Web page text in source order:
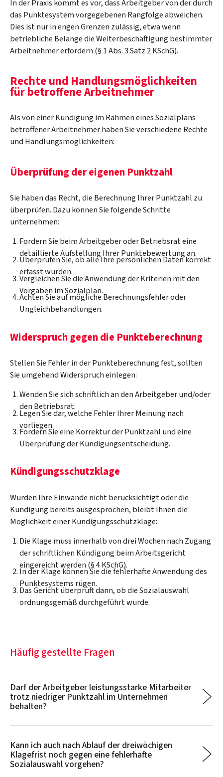
In der Praxis kommt es vor, dass Arbeitgeber von der durch
das Punktesystem vorgegebenen Rangfolge abweichen.
Dies ist nur in engen Grenzen zulässig, etwa wenn
betriebliche Belange die Weiterbeschäftigung bestimmter
Arbeitnehmer erfordern (§ 1 Abs. 3 Satz 2 KSchG).
Rechte und Handlungsmöglichkeiten
für betroffene Arbeitnehmer
Als von einer Kündigung im Rahmen eines Sozialplans
betroffener Arbeitnehmer haben Sie verschiedene Rechte
und Handlungsmöglichkeiten:
Überprüfung der eigenen Punktzahl
Sie haben das Recht, die Berechnung Ihrer Punktzahl zu
überprüfen. Dazu können Sie folgende Schritte
unternehmen:
Fordern Sie beim Arbeitgeber oder Betriebsrat eine
detaillierte Aufstellung Ihrer Punktebewertung an.
Überprüfen Sie, ob alle Ihre persönlichen Daten korrekt
erfasst wurden.
Vergleichen Sie die Anwendung der Kriterien mit den
Vorgaben im Sozialplan.
Achten Sie auf mögliche Berechnungsfehler oder
Ungleichbehandlungen.
Widerspruch gegen die Punkteberechnung
Stellen Sie Fehler in der Punkteberechnung fest, sollten
Sie umgehend Widerspruch einlegen:
Wenden Sie sich schriftlich an den Arbeitgeber und/oder
den Betriebsrat.
Legen Sie dar, welche Fehler Ihrer Meinung nach
vorliegen.
Fordern Sie eine Korrektur der Punktzahl und eine
Überprüfung der Kündigungsentscheidung.
Kündigungsschutzklage
Wurden Ihre Einwände nicht berücksichtigt oder die
Kündigung bereits ausgesprochen, bleibt Ihnen die
Möglichkeit einer Kündigungsschutzklage:
Die Klage muss innerhalb von drei Wochen nach Zugang
der schriftlichen Kündigung beim Arbeitsgericht
eingereicht werden (§ 4 KSchG).
In der Klage können Sie die fehlerhafte Anwendung des
Punktesystems rügen.
Das Gericht überprüft dann, ob die Sozialauswahl
ordnungsgemäß durchgeführt wurde.
Häufig gestellte Fragen
Darf der Arbeitgeber leistungsstarke Mitarbeiter
trotz niedriger Punktzahl im Unternehmen
behalten?
Kann ich auch nach Ablauf der dreiwöchigen
Klagefrist noch gegen eine fehlerhafte
Sozialauswahl vorgehen?